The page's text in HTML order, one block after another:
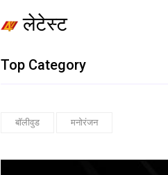
लेटेस्ट
Top Category
बॉलीवुड मनोरंजन